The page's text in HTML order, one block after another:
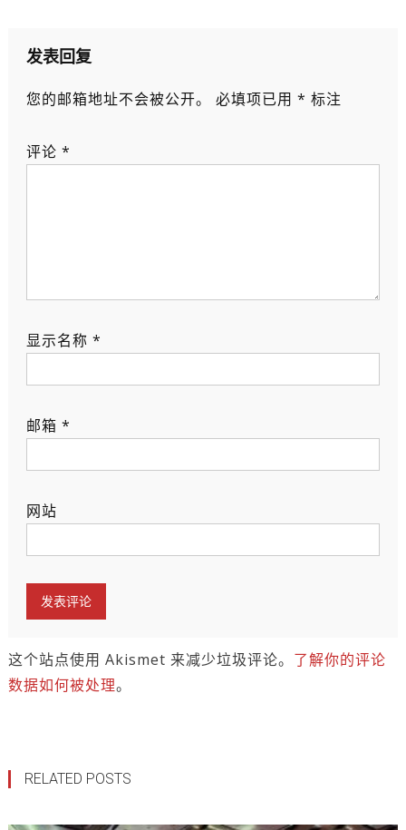
航发表回复
您的邮箱地址不会被公开。 必填项已用 * 标注
评论 *
显示名称 *
邮箱 *
网站
这个站点使用 Akismet 来减少垃圾评论。 了解你的评论
数据如何被处理。
RELATED POSTS